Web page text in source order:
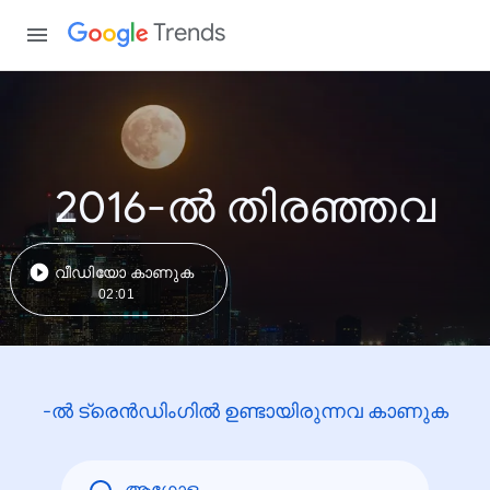
Trends
2016-ൽ തിരഞ്ഞവ
വീഡിയോ കാണുക
02:01
-ൽ ട്രെൻഡിംഗിൽ ഉണ്ടായിരുന്നവ കാണുക